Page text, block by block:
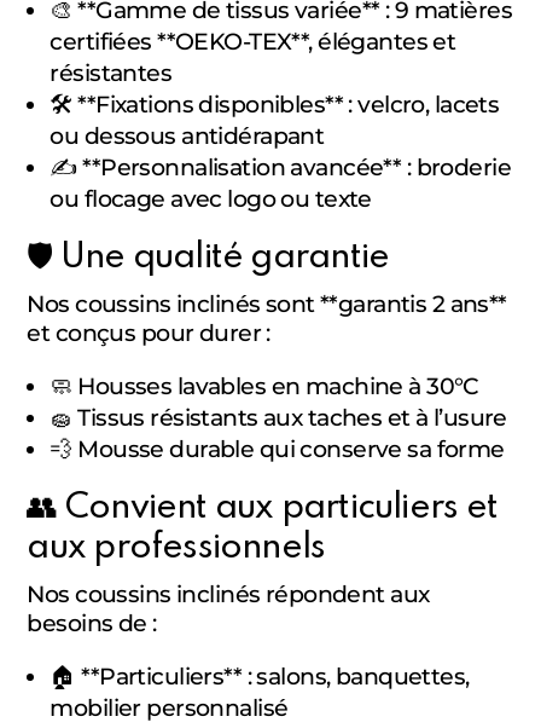
🎨 **Gamme de tissus variée** : 9 matières
certifiées **OEKO-TEX**, élégantes et
résistantes
🛠️ **Fixations disponibles** : velcro, lacets
ou dessous antidérapant
✍️ **Personnalisation avancée** : broderie
ou flocage avec logo ou texte
🛡️ Une qualité garantie
Nos coussins inclinés sont **garantis 2 ans**
et conçus pour durer :
🧼 Housses lavables en machine à 30°C
🧽 Tissus résistants aux taches et à l’usure
💨 Mousse durable qui conserve sa forme
👥 Convient aux particuliers et
aux professionnels
Nos coussins inclinés répondent aux
besoins de :
🏠 **Particuliers** : salons, banquettes,
mobilier personnalisé